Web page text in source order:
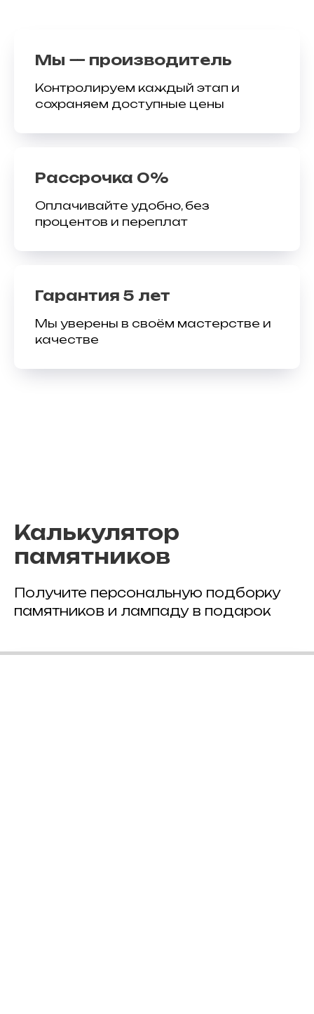
Мы — производитель
Контролируем каждый этап и
сохраняем доступные цены
Рассрочка 0%
Оплачивайте удобно, без
процентов и переплат
Гарантия 5 лет
Мы уверены в своём мастерстве и
качестве
Калькулятор
памятников
Получите персональную подборку
памятников и лампаду в подарок